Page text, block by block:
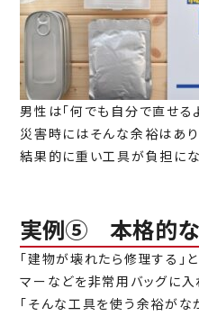
男性は「何でも自分で直せる
災害時にはそんな余裕はあり
結果的に重い工具が負担にな
実例⑤ 本格的な
「建物が壊れたら修理する」
マーなどを非常用バッグに入
「そんな工具を使う余裕がな